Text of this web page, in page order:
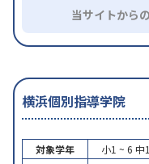
当サイトから
横浜個別指導学院
対象学年 小1 ~ 6 中